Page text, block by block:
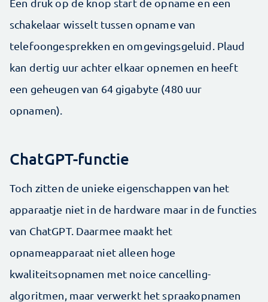
Een druk op de knop start de opname en een
schakelaar wisselt tussen opname van
telefoongesprekken en omgevingsgeluid. Plaud
kan dertig uur achter elkaar opnemen en heeft
een geheugen van 64 gigabyte (480 uur
opnamen).
ChatGPT-functie
Toch zitten de unieke eigenschappen van het
apparaatje niet in de hardware maar in de functies
van ChatGPT. Daarmee maakt het
opnameapparaat niet alleen hoge
kwaliteitsopnamen met noice cancelling-
algoritmen, maar verwerkt het spraakopnamen